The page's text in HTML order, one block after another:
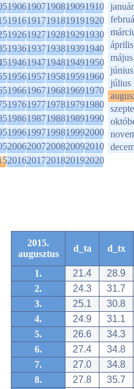
19061907190819091910
19161917191819191920
19261927192819291930
19361937193819391940
19461947194819491950
19561957195819591960
19661967196819691970
19761977197819791980
19861987198819891990
19961997199819992000
20062007200820092010
20162017201820192020
január
április
május
június
július
2015.
augusztus
d_ta d_tx
1. 21.4
28.9
2.
24.3
31.7
3.
25.1
30.8
4.
24.9
31.1
5.
26.6
34.3
6.
27.4
34.8
7.
27.0
34.8
8.
27.8
35.7